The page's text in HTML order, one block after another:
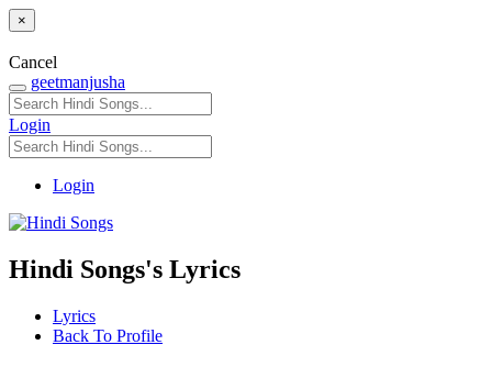
×
Cancel
geetmanjusha
Login
Login
Hindi Songs's Lyrics
Lyrics
Back To Profile